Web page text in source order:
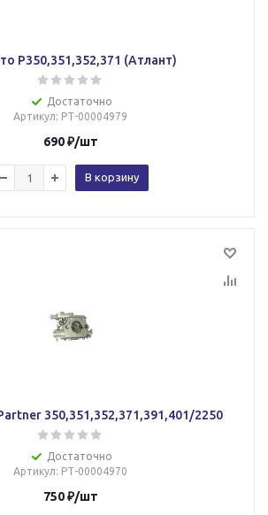
Р350,351,352,371 (Атлант)
Достаточно
Артикул: РТ-00004979
690₽/шт
В корзину
350,351,352,371,391,401/2250
Достаточно
Артикул: РТ-00004970
750₽/шт